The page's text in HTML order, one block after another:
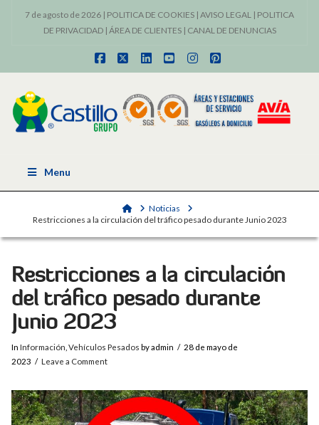
7 de agosto de 2026 | POLITICA DE COOKIES | AVISO LEGAL | POLITICA
DE PRIVACIDAD| ÁREA DE CLIENTES| CANAL DE DENUNCIAS
Facebook
X LinkedInYouTubeInstagram
Pinterest
Menu
HomeNoticias
Restricciones a la circulación del tráfico pesado durante Junio 2023
Restricciones a la circulación
del tráfico pesado durante
Junio 2023
In Información Vehículos Pesados by admin
28 de mayo de
2023
Leave a Comment